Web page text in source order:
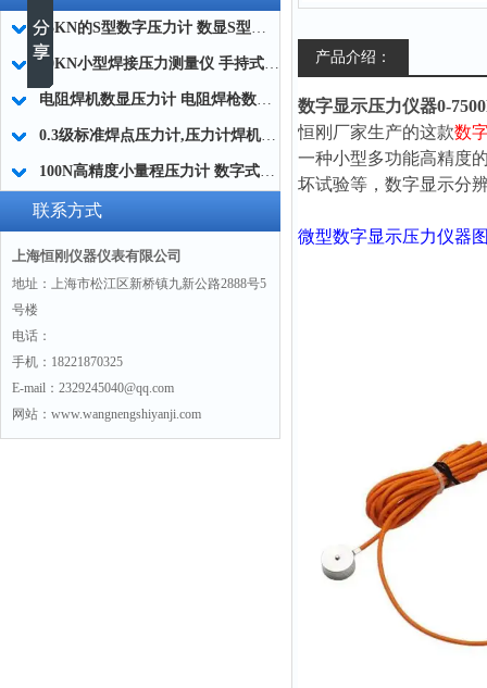
15KN的S型数字压力计 数显S型压力计 高精度S压力计厂家
30KN小型焊接压力测量仪 手持式焊接压力检测器 便携式焊接压力计厂家
电阻焊机数显压力计 电阻焊枪数字压力计 自动焊机上下电极压力测试仪厂家
0.3级标准焊点压力计,压力计焊机电极测试用的
100N高精度小量程压力计 数字式小量程压力计 小量程压力测量仪厂家
联系方式
上海恒刚仪器仪表有限公司
地址：上海市松江区新桥镇九新公路2888号5
号楼
电话：
手机：18221870325
E-mail：2329245040@qq.com
网站：www.wangnengshiyanji.com
产品介绍：
数字显示压力仪器0-
恒刚 厂家生产的这款数
一种小型多功能高精度
坏试验等，数字显示分
微型数字显示压力仪器